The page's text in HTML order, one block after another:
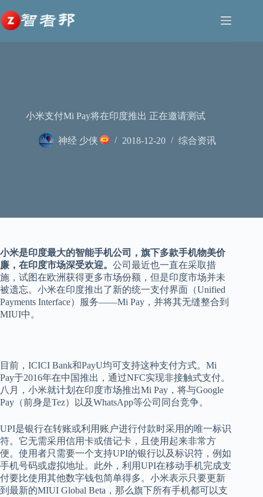
至
内
容
小米支付Mi Pay将在印度推出 正在邀请测试
神经 少侠 2018-12-20 综合资讯
小米是印度最大的智能手机公司，旗下多款手机物美价
廉，在印度市场深受欢迎。 公司最近也一直在采取措
施，试图在欧洲获得更多市场份额，但是印度市场并未
被遗忘。小米在印度推出了新的统一支付界面（Unified
Payments Interface）服务——Mi Pay，并将其无缝整合到
MIUI中。
目前，ICICI Bank和PayU均可支持这种支付方式。Mi
Pay于2016年在中国推出，通过NFC实现非接触式支付。
八月，小米就计划在印度市场推出Mi Pay，将与Google
Pay（前身是Tez）以及WhatsApp等公司同台竞争。
UPI是银行在转账或利用账户进行付款时采用的唯一标识
符。它无需采用信用卡或借记卡，且使用起来非常方
便。使用者只需要一个支持UPI的银行以及标识符，例如
手机号码或虚拟地址。此外，利用UPI在移动手机完成支
付要比使用其他数字钱包简单得多。小米表示只要更新
到最新的MIUI Global Beta，那么旗下所有手机都可以支